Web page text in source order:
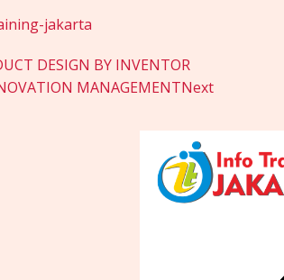
jakarta
DESIGN BY INVENTOR
MANAGEMENTNext